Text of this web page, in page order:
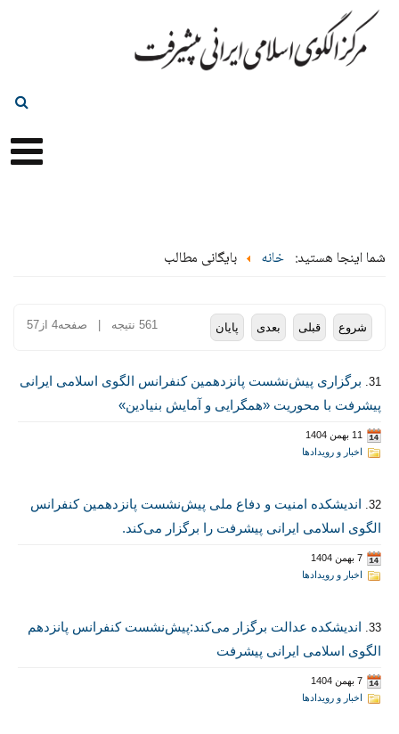
شما اینجا هستید: خانه بایگانی مطالب
شروع قبلی بعدی پایان 561 نتیجه | صفحه4 از57
31.
برگزاری پیش‌نشست پانزدهمین کنفرانس الگوی اسلامی ایرانی
پیشرفت با محوریت «همگرایی و آمایش بنیادین»
11 بهمن 1404
اخبار و رویدادها
32.
اندیشکده امنیت و دفاع ملی پیش‌نشست پانزدهمین کنفرانس
الگوی اسلامی ایرانی پیشرفت را برگزار می‌کند.
7 بهمن 1404
اخبار و رویدادها
33.
اندیشکده عدالت برگزار می‌کند:پیش‌نشست کنفرانس پانزدهم
الگوی اسلامی ایرانی پیشرفت
7 بهمن 1404
اخبار و رویدادها